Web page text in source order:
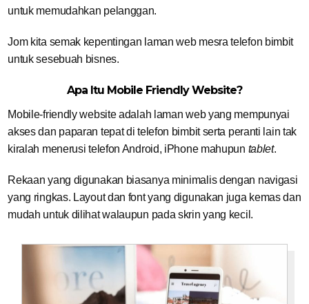
untuk memudahkan pelanggan.
Jom kita semak kepentingan laman web mesra telefon bimbit
untuk sesebuah bisnes.
Apa Itu Mobile Friendly Website?
Mobile-friendly website adalah laman web yang mempunyai
akses dan paparan tepat di telefon bimbit serta peranti lain tak
kiralah menerusi telefon Android, iPhone mahupun tablet.
Rekaan yang digunakan biasanya minimalis dengan navigasi
yang ringkas. Layout dan font yang digunakan juga kemas dan
mudah untuk dilihat walaupun pada skrin yang kecil.